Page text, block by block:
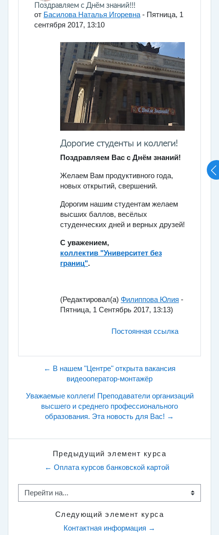
Поздравляем с Днём знаний!!!
от Басилова Наталья Игоревна - Пятница, 1
сентября 2017, 13:10
Количество ответов: 0
Дорогие студенты и коллеги!
Поздравляем Вас с Днём знаний!
Желаем Вам продуктивного года,
новых открытий, свершений.
Дорогим нашим студентам желаем
высших баллов, весёлых
студенческих дней и верных друзей!
С уважением,
коллектив "Университет без
границ".
(Редактировал(а) Филиппова Юлия -
Пятница, 1 Сентябрь 2017, 13:13)
Постоянная ссылка
← В нашем "Центре" открыта вакансия
видеооператор-монтажёр
Уважаемые коллеги! Преподаватели организаций
высшего и среднего профессионального
образования. Эта новость для Вас! →
Предыдущий элемент курса
← Оплата курсов банковской картой
Перейти на...
Следующий элемент курса
Контактная информация →